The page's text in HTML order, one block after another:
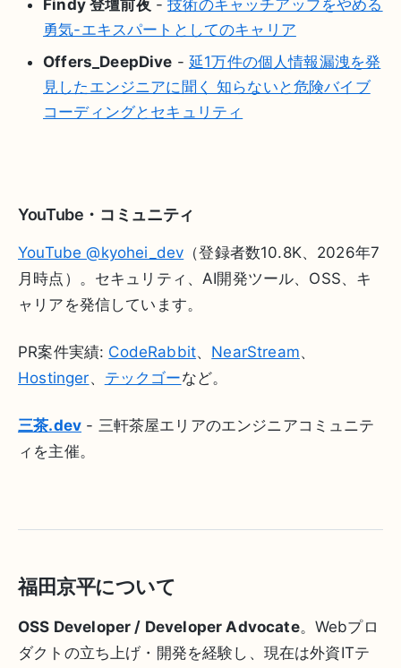
Findy 登壇前夜 -技術のキャッチアップをやめる
勇気-エキスパートとしてのキャリア
Offers_DeepDive -延1万件の個人情報漏洩を発
見したエンジニアに聞く 知らないと危険バイブ
コーディングとセキュリティ
YouTube・コミュニティ
YouTube @kyohei_dev （登録者数10.8K、2026年7
月時点）。セキュリティ、AI開発ツール、OSS、キ
ャリアを発信しています。
PR案件実績: CodeRabbit、 NearStream、
Hostinger、 テックゴーなど。
三茶.dev - 三軒茶屋エリアのエンジニアコミュニテ
ィを主催。
福田京平について
OSS Developer / Developer Advocate。Webプロ
ダクトの立ち上げ・開発を経験し、現在は外資ITテ